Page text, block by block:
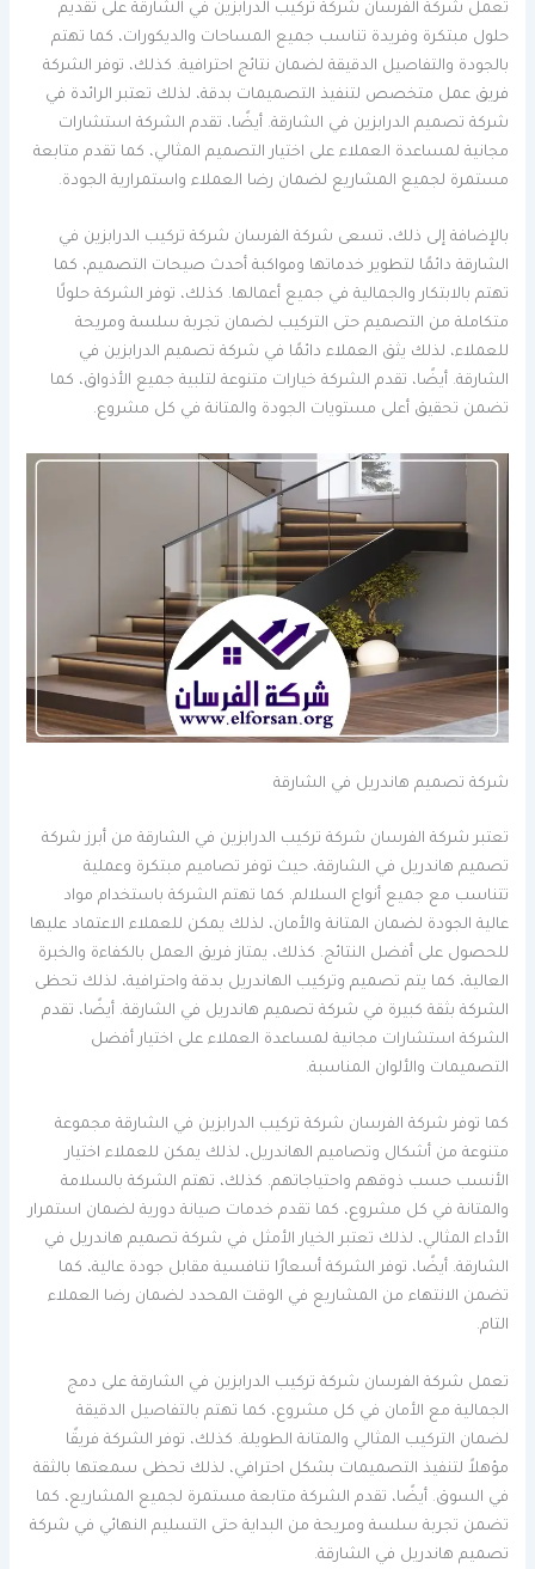
تعمل شركة الفرسان شركة تركيب الدرابزين في الشارقة على تقديم
حلول مبتكرة وفريدة تناسب جميع المساحات والديكورات، كما تهتم
بالجودة والتفاصيل الدقيقة لضمان نتائج احترافية. كذلك، توفر الشركة
فريق عمل متخصص لتنفيذ التصميمات بدقة، لذلك تعتبر الرائدة في
شركة تصميم الدرابزين في الشارقة. أيضًا، تقدم الشركة استشارات
مجانية لمساعدة العملاء على اختيار التصميم المثالي، كما تقدم متابعة
مستمرة لجميع المشاريع لضمان رضا العملاء واستمرارية الجودة.
بالإضافة إلى ذلك، تسعى شركة الفرسان شركة تركيب الدرابزين في
الشارقة دائمًا لتطوير خدماتها ومواكبة أحدث صيحات التصميم، كما
تهتم بالابتكار والجمالية في جميع أعمالها. كذلك، توفر الشركة حلولًا
متكاملة من التصميم حتى التركيب لضمان تجربة سلسة ومريحة
للعملاء، لذلك يثق العملاء دائمًا في شركة تصميم الدرابزين في
الشارقة. أيضًا، تقدم الشركة خيارات متنوعة لتلبية جميع الأذواق، كما
تضمن تحقيق أعلى مستويات الجودة والمتانة في كل مشروع.
شركة تصميم هاندريل في الشارقة
تعتبر شركة الفرسان شركة تركيب الدرابزين في الشارقة من أبرز شركة
تصميم هاندريل في الشارقة، حيث توفر تصاميم مبتكرة وعملية
تتناسب مع جميع أنواع السلالم. كما تهتم الشركة باستخدام مواد
عالية الجودة لضمان المتانة والأمان، لذلك يمكن للعملاء الاعتماد عليها
للحصول على أفضل النتائج. كذلك، يمتاز فريق العمل بالكفاءة والخبرة
العالية، كما يتم تصميم وتركيب الهاندريل بدقة واحترافية، لذلك تحظى
الشركة بثقة كبيرة في شركة تصميم هاندريل في الشارقة. أيضًا، تقدم
الشركة استشارات مجانية لمساعدة العملاء على اختيار أفضل
التصميمات والألوان المناسبة.
كما توفر شركة الفرسان شركة تركيب الدرابزين في الشارقة مجموعة
متنوعة من أشكال وتصاميم الهاندريل، لذلك يمكن للعملاء اختيار
الأنسب حسب ذوقهم واحتياجاتهم. كذلك، تهتم الشركة بالسلامة
والمتانة في كل مشروع، كما تقدم خدمات صيانة دورية لضمان استمرار
الأداء المثالي، لذلك تعتبر الخيار الأمثل في شركة تصميم هاندريل في
الشارقة. أيضًا، توفر الشركة أسعارًا تنافسية مقابل جودة عالية، كما
تضمن الانتهاء من المشاريع في الوقت المحدد لضمان رضا العملاء
التام.
تعمل شركة الفرسان شركة تركيب الدرابزين في الشارقة على دمج
الجمالية مع الأمان في كل مشروع، كما تهتم بالتفاصيل الدقيقة
لضمان التركيب المثالي والمتانة الطويلة. كذلك، توفر الشركة فريقًا
مؤهلاً لتنفيذ التصميمات بشكل احترافي، لذلك تحظى سمعتها بالثقة
في السوق. أيضًا، تقدم الشركة متابعة مستمرة لجميع المشاريع، كما
تضمن تجربة سلسة ومريحة من البداية حتى التسليم النهائي في شركة
تصميم هاندريل في الشارقة.